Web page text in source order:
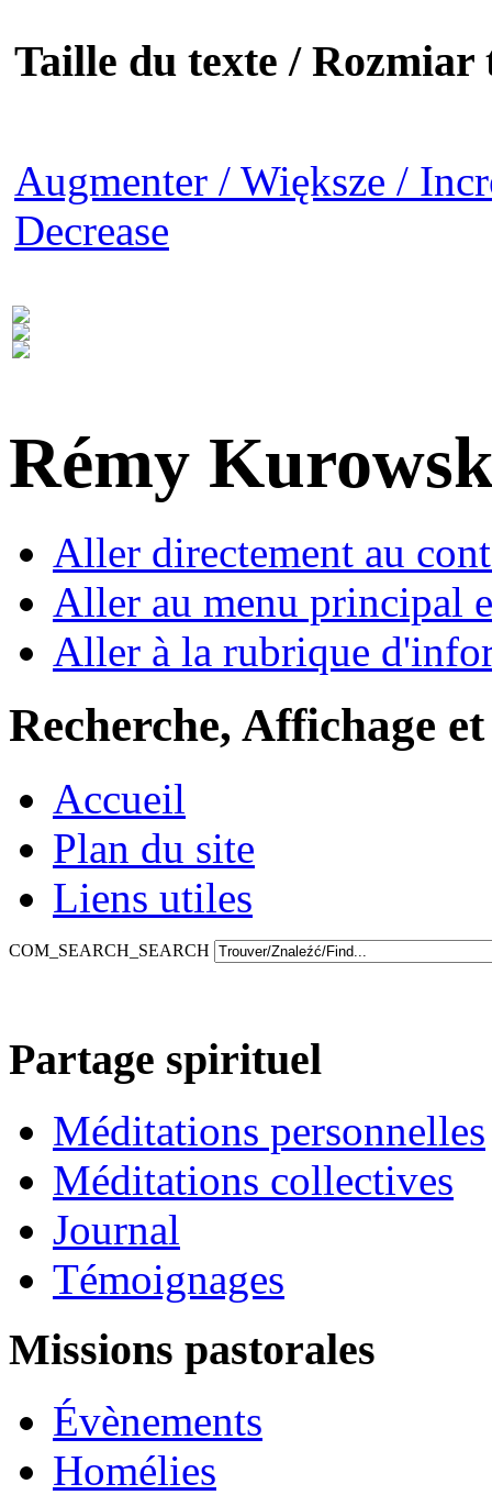
Taille du texte / Rozmiar
Augmenter / Większe /
Decrease
Rémy
Aller directement au
Aller au menu principal
Aller à la rubrique
Recherche, Affichage
Accueil
Plan du site
Liens utiles
COM_SEARCH_SEARCH
Partage spirituel
Méditations personnelles
Méditations collectives
Journal
Témoignages
Missions pastorales
Évènements
Homélies